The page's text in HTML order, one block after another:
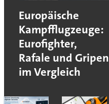
Europäische
Kampfflugzeuge:
Eurofighter,
Rafale und Gripen
im Vergleich